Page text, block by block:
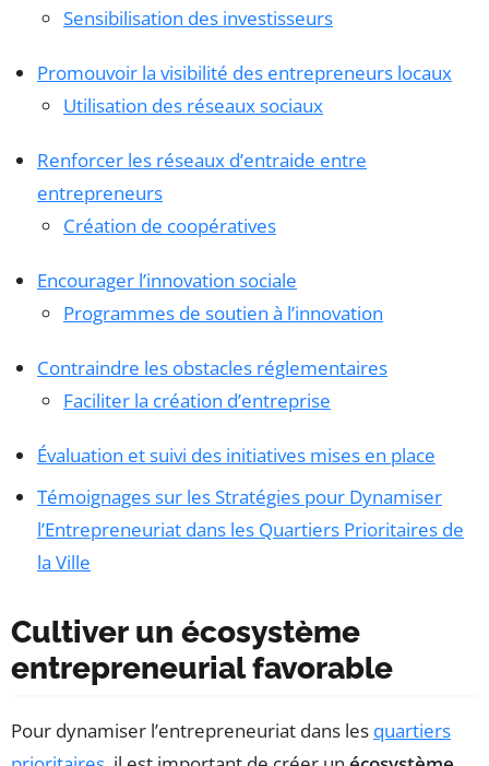
Sensibilisation des investisseurs
Promouvoir la visibilité des entrepreneurs locaux
Utilisation des réseaux sociaux
Renforcer les réseaux d’entraide entre
entrepreneurs
Création de coopératives
Encourager l’innovation sociale
Programmes de soutien à l’innovation
Contraindre les obstacles réglementaires
Faciliter la création d’entreprise
Évaluation et suivi des initiatives mises en place
Témoignages sur les Stratégies pour Dynamiser
l’Entrepreneuriat dans les Quartiers Prioritaires de
la Ville
Cultiver un écosystème
entrepreneurial favorable
Pour dynamiser l’entrepreneuriat dans les quartiers